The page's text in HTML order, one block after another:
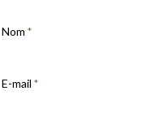
Nom *
E-mail *